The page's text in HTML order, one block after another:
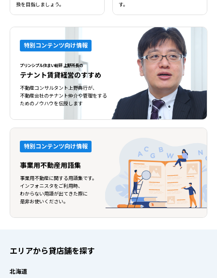
換を目指しましょう。
す。
特別コンテンツ向け情報
プリンシプル住まい総研 上野所長の
テナント賃貸経営のすすめ
不動産コンサルタント上野典行が、
不動産会社のテナント仲介や管理をする
ためのノウハウを伝授します
特別コンテンツ向け情報
事業用不動産用語集
事業用不動産に関する用語集です。
インフォニスタをご利用時、
わからない用語が出てきた際に
是非お使いください。
エリアから貸店舗を探す
北海道